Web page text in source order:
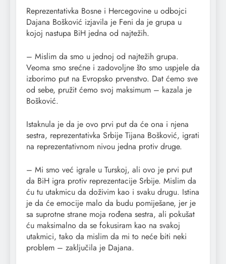
Reprezentativka Bosne i Hercegovine u odbojci
Dajana Bošković izjavila je Feni da je grupa u
kojoj nastupa BiH jedna od najtežih.
– Mislim da smo u jednoj od najtežih grupa.
Veoma smo srećne i zadovoljne što smo uspjele da
izborimo put na Evropsko prvenstvo. Dat ćemo sve
od sebe, pružit ćemo svoj maksimum – kazala je
Bošković.
Istaknula je da je ovo prvi put da će ona i njena
sestra, reprezentativka Srbije Tijana Bošković, igrati
na reprezentativnom nivou jedna protiv druge.
– Mi smo već igrale u Turskoj, ali ovo je prvi put
da BiH igra protiv reprezentacije Srbije. Mislim da
ću tu utakmicu da doživim kao i svaku drugu. Istina
je da će emocije malo da budu pomiješane, jer je
sa suprotne strane moja rođena sestra, ali pokušat
ću maksimalno da se fokusiram kao na svakoj
utakmici, tako da mislim da mi to neće biti neki
problem – zaključila je Dajana.